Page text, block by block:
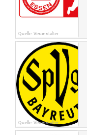
Quelle: Veranstalter
Quelle: Veranstalter